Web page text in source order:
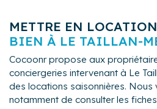
METTRE EN
BIEN À LE TAILLAN-
Cocoonr propose aux
conciergeries intervenant à Le
des locations saisonnières.
notamment de consulter les